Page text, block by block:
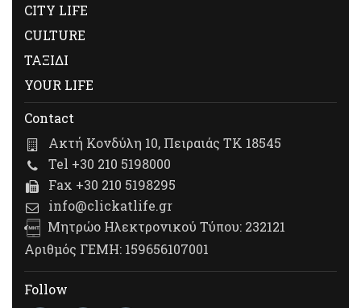
CITY LIFE
CULTURE
ΤΑΞΙΔΙ
YOUR LIFE
Contact
Ακτή Κονδύλη 10, Πειραιάς ΤΚ 18545
Tel +30 210 5198000
Fax +30 210 5198295
info@clickatlife.gr
Μητρώο Ηλεκτρονικού Τύπου: 232121
Αριθμός ΓΕΜΗ: 159656107001
Follow